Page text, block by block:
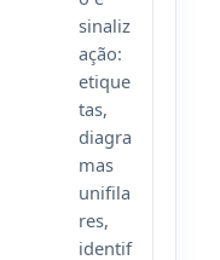
sinaliz
ação:
etique
tas,
diagra
mas
unifila
res,
identif